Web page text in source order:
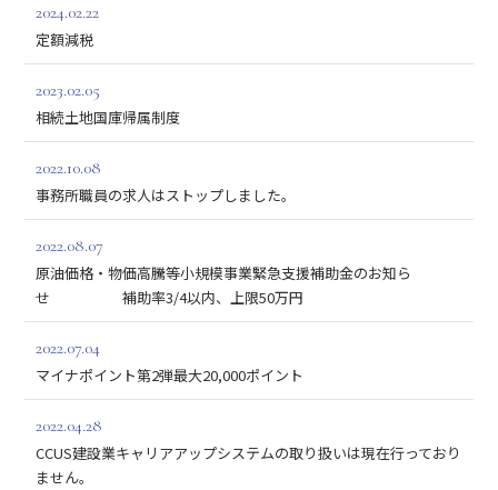
2024.02.22
定額減税
2023.02.05
相続土地国庫帰属制度
2022.10.08
事務所職員の求人はストップしました。
2022.08.07
原油価格・物価高騰等小規模事業緊急支援補助金のお知ら
せ 補助率3/4以内、上限50万円
2022.07.04
マイナポイント第2弾最大20,000ポイント
2022.04.28
CCUS建設業キャリアアップシステムの取り扱いは現在行っており
ません。